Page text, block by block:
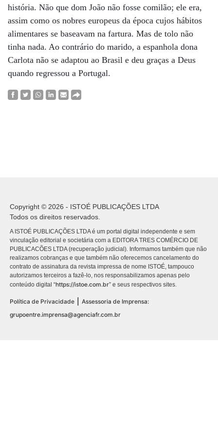
história. Não que dom João não fosse comilão; ele era,
assim como os nobres europeus da época cujos hábitos
alimentares se baseavam na fartura. Mas de tolo não
tinha nada. Ao contrário do marido, a espanhola dona
Carlota não se adaptou ao Brasil e deu graças a Deus
quando regressou a Portugal.
Copyright © 2026 - ISTOÉ PUBLICAÇÕES LTDA
Todos os direitos reservados.
A ISTOÉ PUBLICAÇÕES LTDA é um portal digital independente e sem
vinculação editorial e societária com a EDITORA TRES COMÉRCIO DE
PUBLICACÕES LTDA (recuperação judicial). Informamos também que não
realizamos cobranças e que também não oferecemos cancelamento do
contrato de assinatura da revista impressa de nome ISTOÉ, tampouco
autorizamos terceiros a fazê-lo, nos responsabilizamos apenas pelo
conteúdo digital “https://istoe.com.br” e seus respectivos sites.
Política de Privacidade
Assessoria de Imprensa:
grupoentre.imprensa@agenciafr.com.br